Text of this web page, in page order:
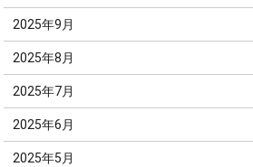
2025年9月
2025年8月
2025年7月
2025年6月
2025年5月